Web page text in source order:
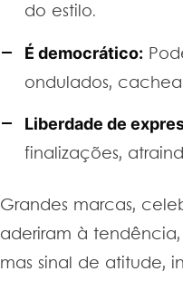
do estilo.
É democrático:
ondulados,
Liberdade de
finalizações,
Grandes marcas,
aderiram à
mas sinal de atitude,